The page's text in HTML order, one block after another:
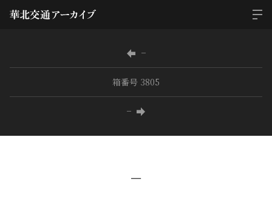
−
箱番号 3805
−
−